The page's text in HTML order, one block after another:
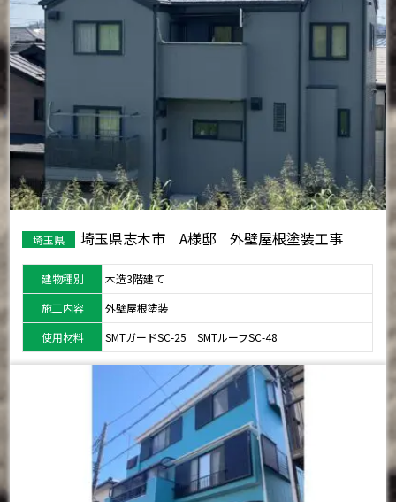
埼玉県 埼玉県志木市 A様邸 外壁屋根塗装工事
建物種別
木造3階建て
施工内容
外壁屋根塗装
使用材料
SMTガードSC-25 SMTルーフSC-48